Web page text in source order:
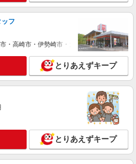
フ
・高崎市・伊勢崎市・太田市・館林市・藤
とりあえずキープ
とりあえずキープ